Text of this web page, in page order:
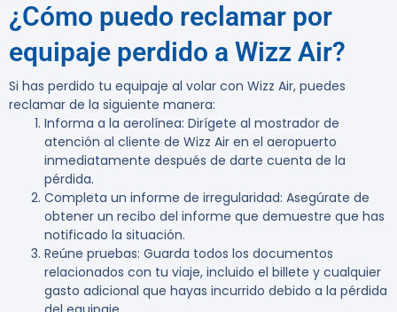
¿Cómo puedo reclamar por
equipaje perdido a Wizz Air?
Si has perdido tu equipaje al volar con Wizz Air, puedes
reclamar de la siguiente manera:
Informa a la aerolínea: Dirígete al mostrador de
atención al cliente de Wizz Air en el aeropuerto
inmediatamente después de darte cuenta de la
pérdida.
Completa un informe de irregularidad: Asegúrate de
obtener un recibo del informe que demuestre que has
notificado la situación.
Reúne pruebas: Guarda todos los documentos
relacionados con tu viaje, incluido el billete y cualquier
gasto adicional que hayas incurrido debido a la pérdida